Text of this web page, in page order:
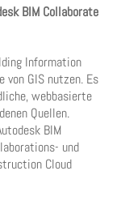
BIM Collaborate
Information
GIS nutzen. Es
webbasierte
Quellen.
BIM
und
Cloud